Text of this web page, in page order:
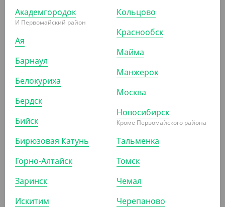
АРТ. 3525001
146.38 ₽
Салфетка с ажурным краем, 250шт./уп., DECO, 14 см.
Академгородок
И Первомайский район
Ая
Барнаул
Белокуриха
Бердск
Бийск
Бирюзовая Катунь
Горно-Алтайск
Заринск
Искитим
Кольцово
Краснообск
Майма
Манжерок
Москва
Новосибирск
Кроме Первомайского района
Тальменка
Томск
Чемал
Черепаново